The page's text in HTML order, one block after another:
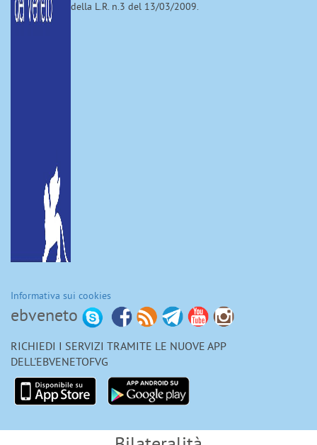
della L.R. n.3 del 13/03/2009.
Informativa sui cookies
ebveneto
RICHIEDI I SERVIZI TRAMITE LE NUOVE APP
DELL'EBVENETOFVG